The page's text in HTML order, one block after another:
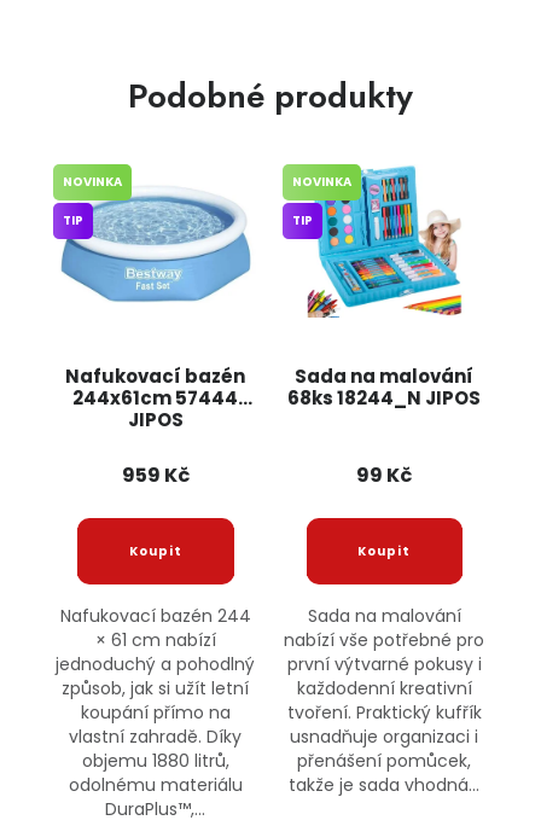
Podobné produkty
Nafukovací bazén
244x61cm 57444
JIPOS
NOVINKA
TIP
959 Kč
Nafukovací bazén 244
× 61 cm nabízí
jednoduchý a pohodlný
způsob, jak si užít letní
koupání přímo na
vlastní zahradě. Díky
objemu 1880 litrů,
odolnému materiálu
DuraPlus™,...
Sada na malování
68ks 18244_N JIPOS
NOVINKA
TIP
99 Kč
Sada na malování
nabízí vše potřebné pro
první výtvarné pokusy i
každodenní kreativní
tvoření. Praktický kufřík
usnadňuje organizaci i
přenášení pomůcek,
takže je sada vhodná...